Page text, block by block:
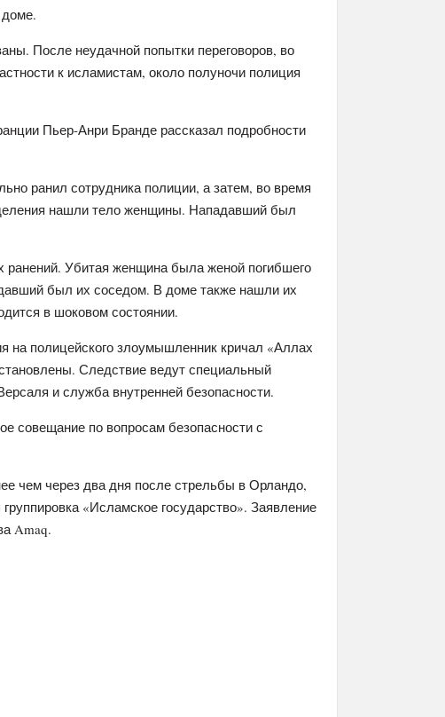
После неудачной попытки переговоров, во
к исламистам, около полуночи полиция
Пьер-Анри Бранде рассказал подробности
ранил сотрудника полиции, а затем, во время
нашли тело женщины. Нападавший был
ранений. Убитая женщина была женой погибшего
был их соседом. В доме также нашли их
в шоковом состоянии.
на полицейского злоумышленник кричал «Аллах
Следствие ведут специальный
и служба внутренней безопасности.
совещание по вопросам безопасности с
чем через два дня после стрельбы в Орландо,
«Исламское государство». Заявление
Amaq.